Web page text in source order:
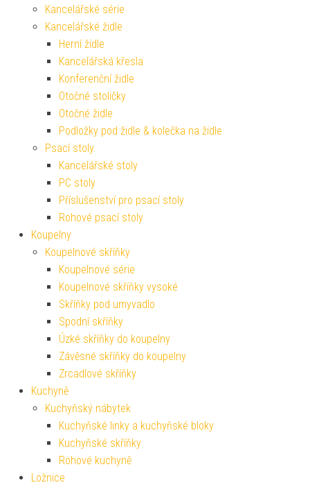
Kancelářské série
Kancelářské židle
Herní židle
Kancelářská křesla
Konferenční židle
Otočné stoličky
Otočné židle
Podložky pod židle & kolečka na židle
Psací stoly
Kancelářské stoly
PC stoly
Příslušenství pro psací stoly
Rohové psací stoly
Koupelny
Koupelnové skříňky
Koupelnové série
Koupelnové skříňky vysoké
Skříňky pod umyvadlo
Spodní skříňky
Úzké skříňky do koupelny
Závěsné skříňky do koupelny
Zrcadlové skříňky
Kuchyně
Kuchyňský nábytek
Kuchyňské linky a kuchyňské bloky
Kuchyňské skříňky
Rohové kuchyně
Ložnice